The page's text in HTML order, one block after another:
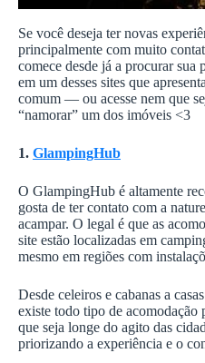
Se você deseja ter novas
principalmente com muito
comece desde já a procurar sua
em um desses sites que
comum — ou acesse nem que
“namorar” um dos imóveis <3
1. GlampingHub
O GlampingHub é altamente
gosta de ter contato com a
acampar. O legal é que as
site estão localizadas em
mesmo em regiões com
Desde celeiros e cabanas a
existe todo tipo de acomodação
que seja longe do agito das
priorizando a experiência e o